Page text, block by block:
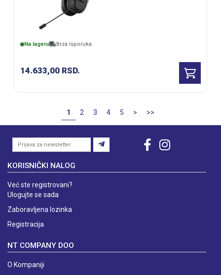
Na lageru Brza isporuka
14.633,00 RSD.
1 2 3 4 5 > >>
KORISNIČKI NALOG
Već ste registrovani?
Ulogujte se sada
Zaboravljena lozinka
Registracija
NT COMPANY DOO
O Kompaniji